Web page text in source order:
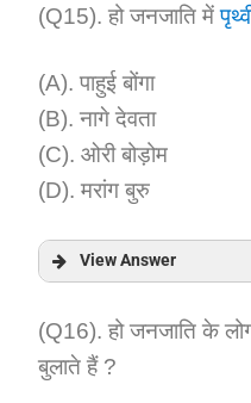
Answer:
Explanation:
(Q15). हो जनजाति में
(A). पाहुई बोंगा
(B). नागे देवता
(C). ओरी बोड़ोम
(D). मरांग बुरु
View Answer
Answer:
(Q16). हो जनजाति के
बुलाते हैं ?